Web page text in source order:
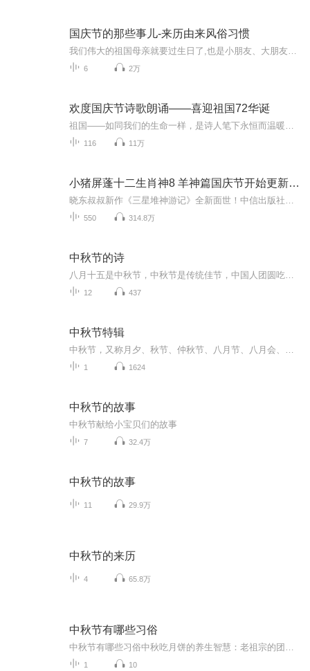
国庆节的那些事儿-来历由来风俗习惯
6 2万
欢度国庆节诗歌朗诵——喜迎祖国72华诞
116 11万
小猪屏蓬十二生肖神8 羊神篇国庆节开始更新啦！
550 314.8万
中秋节的诗
12 437
中秋节特辑
1 1624
中秋节的故事
中秋节献给小宝贝们的故事
7 32.4万
中秋节的故事
11 29.9万
中秋节的来历
4 65.8万
中秋节有哪些习俗
1 10